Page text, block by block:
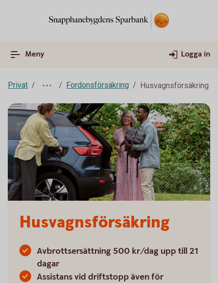
Meny Logga in
Privat Fordonsförsäkring Husvagnsförsäkring
Husvagnsförsäkring
Avbrottsersättning 500 kr/dag upp till 21
dagar
Assistans vid driftstopp även för